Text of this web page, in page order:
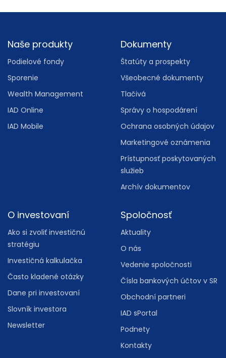
Footer
Naše produkty
Podielové fondy
Sporenie
Wealth Management
IAD Online
IAD Mobile
Dokumenty
Štatúty a prospekty
Všeobecné dokumenty
Tlačivá
Správy o hospodárení
Ochrana osobných údajov
Marketingové oznámenia
Prístupnosť poskytovaných
služieb
Archív dokumentov
O investovaní
Ako si zvoliť investičnú
stratégiu
Investičná kalkulačka
Často kladené otázky
Dane pri investovaní
Slovník investora
Newsletter
Spoločnosť
Aktuality
O nás
Vedenie spoločnosti
Čísla bankových účtov v SR
Obchodní partneri
IAD sPortal
Podnety
Kontakty